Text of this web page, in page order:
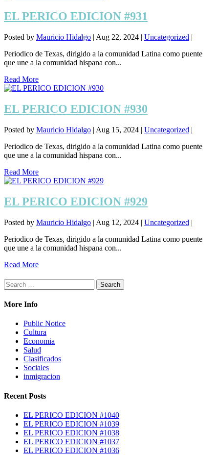
EL PERICO EDICION #931
Posted by Mauricio Hidalgo | Aug 22, 2024 | Uncategorized |
Periodico de Texas, dirigido a la comunidad Latina como puente
que une a la comunidad hispana con...
Read More
EL PERICO EDICION #930
Posted by Mauricio Hidalgo | Aug 15, 2024 | Uncategorized |
Periodico de Texas, dirigido a la comunidad Latina como puente
que une a la comunidad hispana con...
Read More
EL PERICO EDICION #929
Posted by Mauricio Hidalgo | Aug 12, 2024 | Uncategorized |
Periodico de Texas, dirigido a la comunidad Latina como puente
que une a la comunidad hispana con...
Read More
Search
for:
More Info
Public Notice
Cultura
Economia
Salud
Clasificados
Sociales
inmigracion
Recent Posts
EL PERICO EDICION #1040
EL PERICO EDICION #1039
EL PERICO EDICION #1038
EL PERICO EDICION #1037
EL PERICO EDICION #1036